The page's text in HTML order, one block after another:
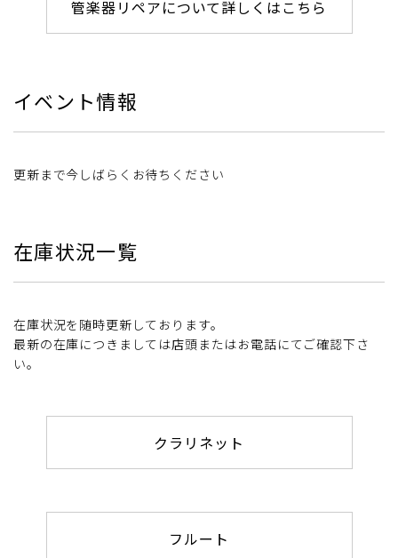
管楽器リペアについて詳しくはこちら
イベント情報
更新まで今しばらくお待ちください
在庫状況一覧
在庫状況を随時更新しております。
最新の在庫につきましては店頭またはお電話にてご確認下さ
い。
クラリネット
フルート